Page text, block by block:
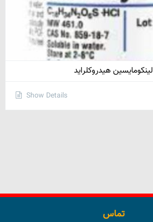
لینکومایسین هیدروکلراید
Show Details
تماس